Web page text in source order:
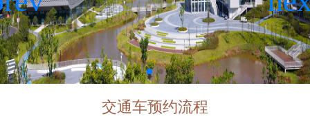
交通车预约流程